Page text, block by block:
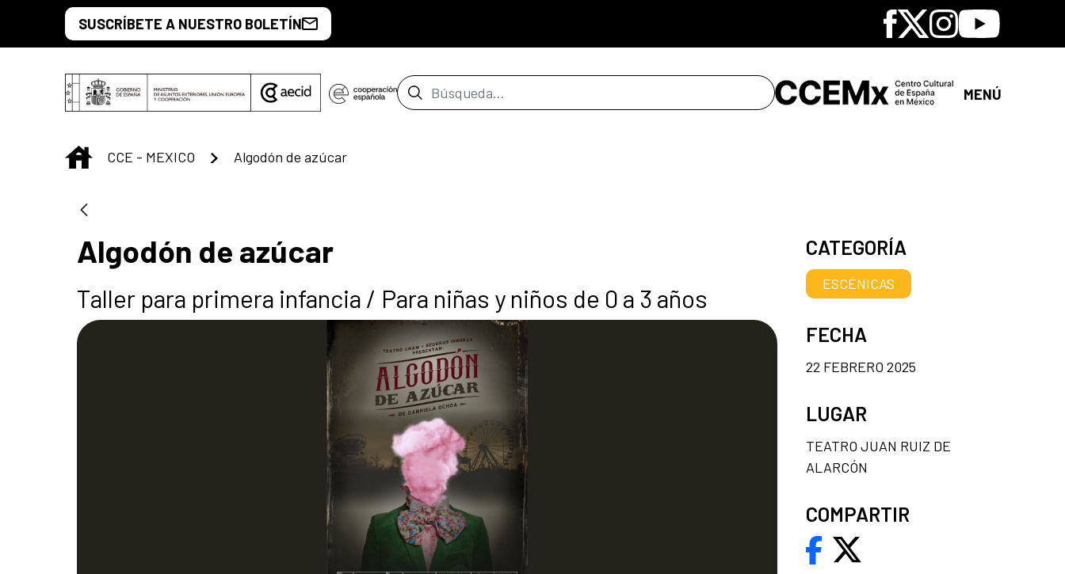
Saltar al contenido principal
SUSCRÍBETE A NUESTRO BOLETÍN Facebook
X Instagram
Youtube
Barra de búsqueda MENÚ
INICIO
CCE - MEXICO Algodón de azúcar
Algodón de azúcar
Taller para primera infancia / Para niñas y niños de 0 a 3 años
CATEGORÍA
ESCÉNICAS
FECHA
22 FEBRERO 2025
LUGAR
TEATRO JUAN RUIZ DE
ALARCÓN
COMPARTIR